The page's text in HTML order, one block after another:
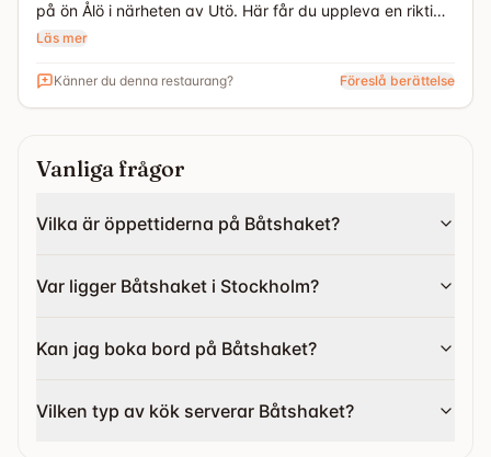
på ön Ålö i närheten av Utö. Här får du uppleva en riktig
oas i Skärgården där man får avnjuta nyrökt fisk, som
avnjuts ute på trädäcket med en utsikt som sträcker sig
över kobbar, skär, vikar och hav. Restaurangen öppnar
Läs mer
Känner du denna restaurang? Föreslå berättelse
Vanliga frågor
Vilka är öppettiderna på Båtshaket?
Var ligger Båtshaket i Stockholm?
Kan jag boka bord på Båtshaket?
Vilken typ av kök serverar Båtshaket?